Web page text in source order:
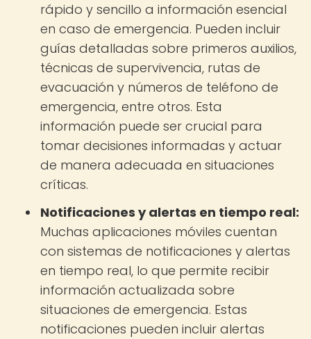
rápido y sencillo a información esencial
en caso de emergencia. Pueden incluir
guías detalladas sobre primeros auxilios,
técnicas de supervivencia, rutas de
evacuación y números de teléfono de
emergencia, entre otros. Esta
información puede ser crucial para
tomar decisiones informadas y actuar
de manera adecuada en situaciones
críticas.
Notificaciones y alertas en tiempo real:
Muchas aplicaciones móviles cuentan
con sistemas de notificaciones y alertas
en tiempo real, lo que permite recibir
información actualizada sobre
situaciones de emergencia. Estas
notificaciones pueden incluir alertas